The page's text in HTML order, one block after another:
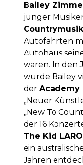
Bailey
junger
Countrymusik
Autofahrten
Autohaus
waren. In den
wurde Bailey
der Academy
„Neuer
„New To
der 16
The Kid
ein
Jahren